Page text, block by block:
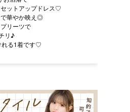
ットアップドレス♡
で華やか映え◎
リーツで
リ♪
れる1着です♡